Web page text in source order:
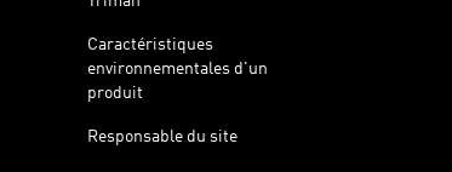
Caractéristiques
environnementales d'un
produit
Responsable du site